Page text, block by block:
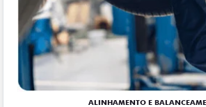
ALINHAMENTO E